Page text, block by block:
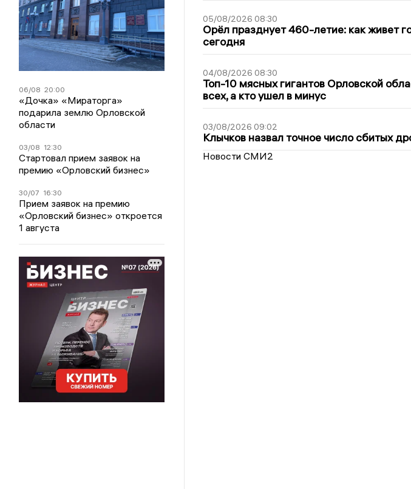
06/08 20:00
«Дочка» «Мираторга»
подарила землю Орловской
области
03/08 12:30
Стартовал прием заявок на
премию «Орловский бизнес»
30/07 16:30
Прием заявок на премию
«Орловский бизнес» откроется
1 августа
05/08/2026 08:30
Орёл празднует 460-летие: как живет
сегодня
04/08/2026 08:30
Топ-10 мясных гигантов Орловской
всех, а кто ушел в минус
03/08/2026 09:02
Клычков назвал точное число сбитых
Новости СМИ2